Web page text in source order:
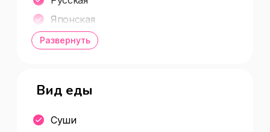
Кухня(грузинская,европейская,кавказск
ая,русская,узбекская,японская,восточн
ая) Ресторан | доставка еды и обедов |
Японская
Грузинская
Развернуть
Вид еды
Суши